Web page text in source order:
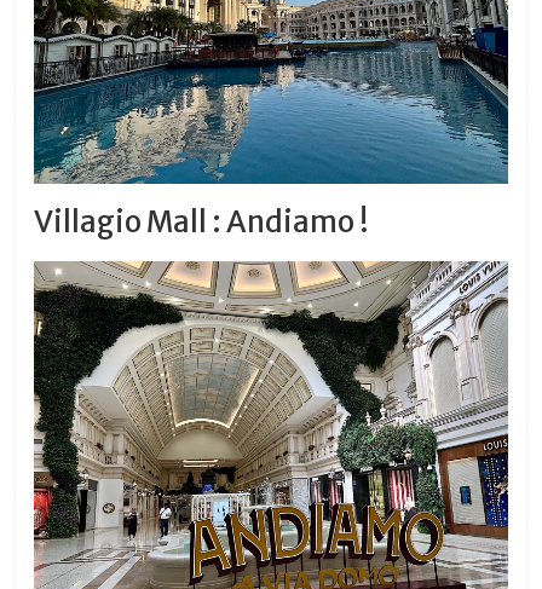
Villagio Mall : Andiamo !